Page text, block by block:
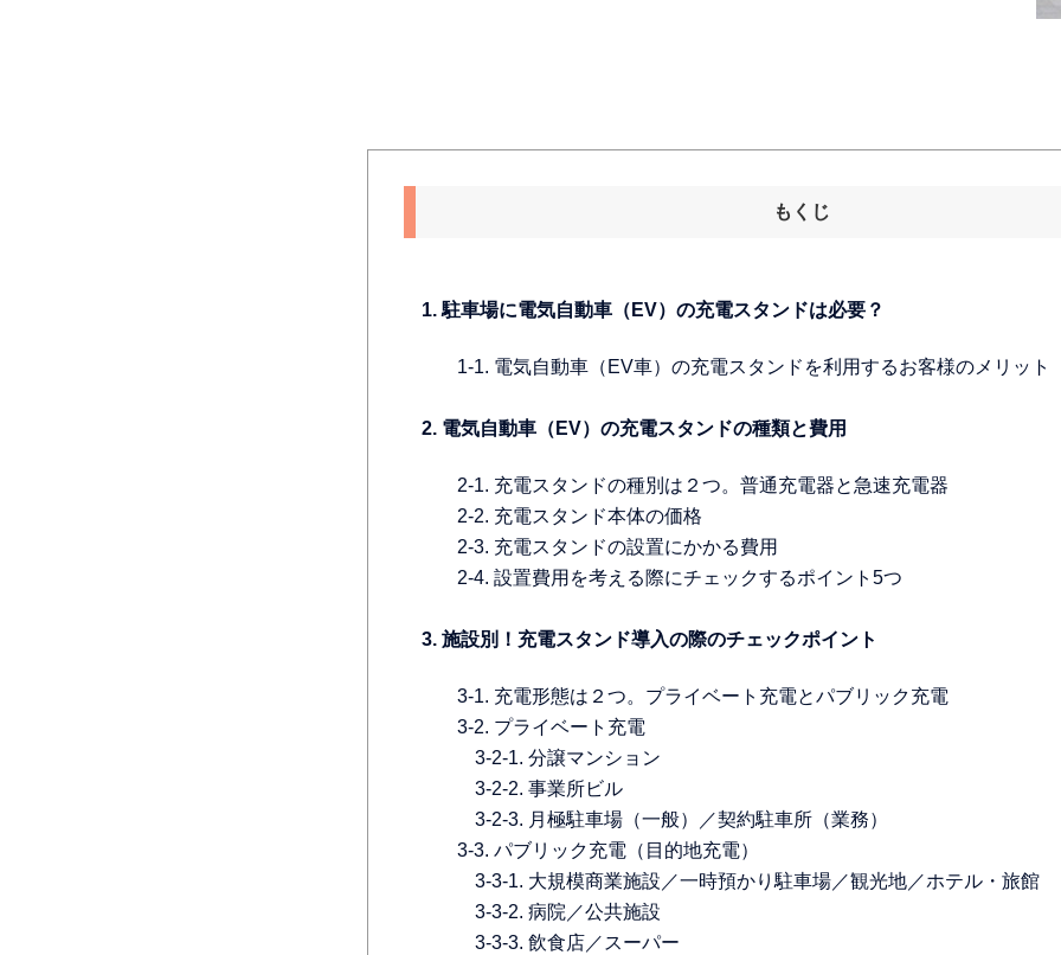
もくじ
1. 駐車場に電気自動車（EV）の充電スタンドは必要？
1-1. 電気自動車（EV車）の充電スタンドを利用するお客様のメリット
2. 電気自動車（EV）の充電スタンドの種類と費用
2-1. 充電スタンドの種別は２つ。普通充電器と急速充電器
2-2. 充電スタンド本体の価格
2-3. 充電スタンドの設置にかかる費用
2-4. 設置費用を考える際にチェックするポイント5つ
3. 施設別！充電スタンド導入の際のチェックポイント
3-1. 充電形態は２つ。プライベート充電とパブリック充電
3-2. プライベート充電
3-2-1. 分譲マンション
3-2-2. 事業所ビル
3-2-3. 月極駐車場（一般）／契約駐車所（業務）
3-3. パブリック充電（目的地充電）
3-3-1. 大規模商業施設／一時預かり駐車場／観光地／ホテル・旅館
3-3-2. 病院／公共施設
3-3-3. 飲食店／スーパー